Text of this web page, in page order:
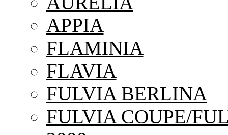
APPIA
FLAMINIA
FLAVIA
FULVIA BERLINA
FULVIA COUPE/